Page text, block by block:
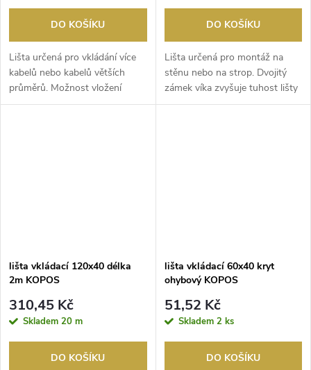
DO KOŠÍKU
Lišta určená pro vkládání více
kabelů nebo kabelů větších
průměrů. Možnost vložení
příčky PEKD 40. D...
DO KOŠÍKU
Lišta určená pro montáž na
stěnu nebo na strop. Dvojitý
zámek víka zvyšuje tuhost lišty
a zajišťuje ...
lišta vkládací 120x40 délka
2m KOPOS
310,45 Kč
Skladem 20 m
DO KOŠÍKU
lišta vkládací 60x40 kryt
ohybový KOPOS
51,52 Kč
Skladem 2 ks
DO KOŠÍKU